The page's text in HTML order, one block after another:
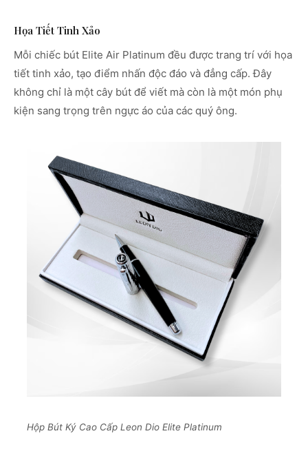
Họa Tiết Tinh Xảo
Mỗi chiếc bút Elite Air Platinum đều được trang trí với họa
tiết tinh xảo, tạo điểm nhấn độc đáo và đẳng cấp. Đây
không chỉ là một cây bút để viết mà còn là một món phụ
kiện sang trọng trên ngực áo của các quý ông.
Hộp Bút Ký Cao Cấp Leon Dio Elite Platinum